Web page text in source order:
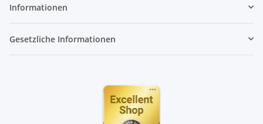
Informationen
Gesetzliche Informationen